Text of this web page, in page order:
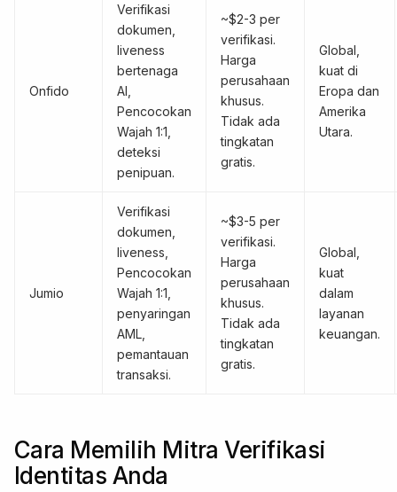
Onfido
Verifikasi
dokumen,
liveness
bertenaga
AI,
Pencocokan
Wajah 1:1,
deteksi
penipuan.
~$2-3 per
verifikasi.
Harga
perusahaan
khusus.
Tidak ada
tingkatan
gratis.
Global,
kuat di
Eropa dan
Amerika
Utara.
Jumio
Verifikasi
dokumen,
liveness,
Pencocokan
Wajah 1:1,
penyaringan
AML,
pemantauan
transaksi.
~$3-5 per
verifikasi.
Harga
perusahaan
khusus.
Tidak ada
tingkatan
gratis.
Global,
kuat
dalam
layanan
keuangan.
Cara Memilih Mitra Verifikasi
Identitas Anda